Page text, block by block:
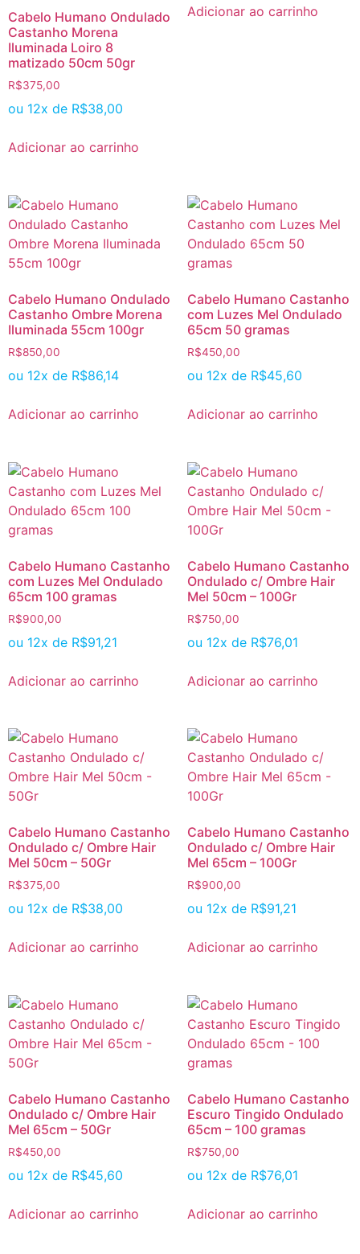
Cabelo Humano Ondulado
Castanho Morena
Iluminada Loiro 8
matizado 50cm 50gr
R$375,00
ou 12x de R$38,00
Adicionar ao carrinho
Adicionar ao carrinho
Cabelo Humano Ondulado
Castanho Ombre Morena
Iluminada 55cm 100gr
R$850,00
ou 12x de R$86,14
Adicionar ao carrinho
Cabelo Humano Castanho
com Luzes Mel Ondulado
65cm 50 gramas
R$450,00
ou 12x de R$45,60
Adicionar ao carrinho
Cabelo Humano Castanho
com Luzes Mel Ondulado
65cm 100 gramas
R$900,00
ou 12x de R$91,21
Adicionar ao carrinho
Cabelo Humano Castanho
Ondulado c/ Ombre Hair
Mel 50cm – 100Gr
R$750,00
ou 12x de R$76,01
Adicionar ao carrinho
Cabelo Humano Castanho
Ondulado c/ Ombre Hair
Mel 50cm – 50Gr
R$375,00
ou 12x de R$38,00
Adicionar ao carrinho
Cabelo Humano Castanho
Ondulado c/ Ombre Hair
Mel 65cm – 100Gr
R$900,00
ou 12x de R$91,21
Adicionar ao carrinho
Cabelo Humano Castanho
Ondulado c/ Ombre Hair
Mel 65cm – 50Gr
R$450,00
ou 12x de R$45,60
Adicionar ao carrinho
Cabelo Humano Castanho
Escuro Tingido Ondulado
65cm – 100 gramas
R$750,00
ou 12x de R$76,01
Adicionar ao carrinho